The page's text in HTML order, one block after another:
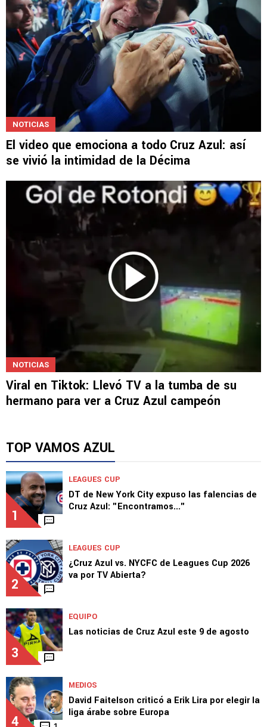
NOTICIAS
El video que emociona a todo Cruz Azul: así
se vivió la intimidad de la Décima
NOTICIAS
Viral en Tiktok: Llevó TV a la tumba de su
hermano para ver a Cruz Azul campeón
TOP VAMOS AZUL
1
LEAGUES CUP
DT de New York City expuso las falencias de
Cruz Azul: "Encontramos..."
2
LEAGUES CUP
¿Cruz Azul vs. NYCFC de Leagues Cup 2026
va por TV Abierta?
3
EQUIPO
Las noticias de Cruz Azul este 9 de agosto
4
MEDIOS
David Faitelson criticó a Erik Lira por elegir la
liga árabe sobre Europa